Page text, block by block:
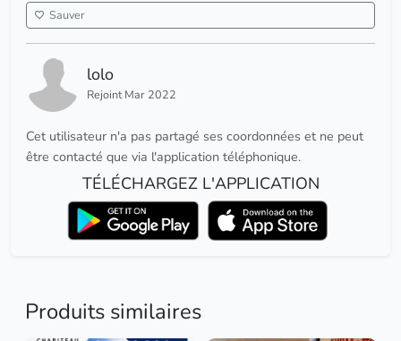
Sauver
lolo
Rejoint Mar 2022
Cet utilisateur n'a pas partagé ses coordonnées et ne peut
être contacté que via l'application téléphonique.
TÉLÉCHARGEZ L'APPLICATION
Produits similaires